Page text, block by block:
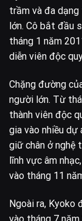
trầm và đa
lớn. Cô bắt đầu
tháng 1 năm
diễn viên độc
Chặng đường
người lớn. Từ
thành viên độc
gia vào nhiều dự
giữ chân ở nghệ
lĩnh vực âm
vào tháng 11
Ngoài ra, Kyoko